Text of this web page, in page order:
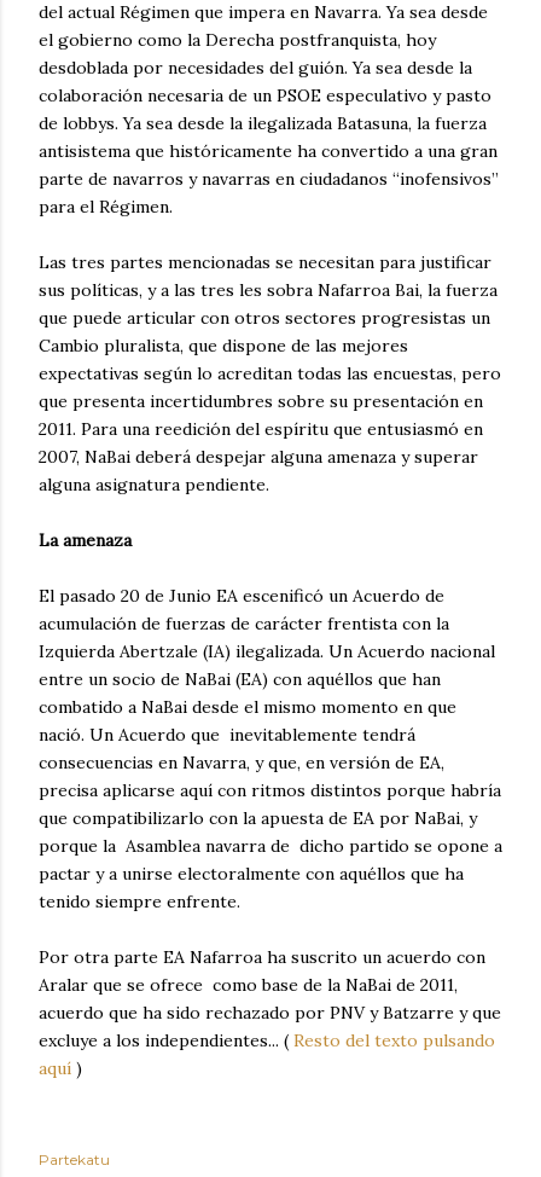
del actual Régimen que impera en Navarra. Ya sea desde
el gobierno como la Derecha postfranquista, hoy
desdoblada por necesidades del guión. Ya sea desde la
colaboración necesaria de un PSOE especulativo y pasto
de lobbys. Ya sea desde la ilegalizada Batasuna, la fuerza
antisistema que históricamente ha convertido a una gran
parte de navarros y navarras en ciudadanos “inofensivos”
para el Régimen.
Las tres partes mencionadas se necesitan para justificar
sus políticas, y a las tres les sobra Nafarroa Bai, la fuerza
que puede articular con otros sectores progresistas un
Cambio pluralista, que dispone de las mejores
expectativas según lo acreditan todas las encuestas, pero
que presenta incertidumbres sobre su presentación en
2011. Para una reedición del espíritu que entusiasmó en
2007, NaBai deberá despejar alguna amenaza y superar
alguna asignatura pendiente.
La amenaza
El pasado 20 de Junio EA escenificó un Acuerdo de
acumulación de fuerzas de carácter frentista con la
Izquierda Abertzale (IA) ilegalizada. Un Acuerdo nacional
entre un socio de NaBai (EA) con aquéllos que han
combatido a NaBai desde el mismo momento en que
nació. Un Acuerdo que inevitablemente tendrá
consecuencias en Navarra, y que, en versión de EA,
precisa aplicarse aquí con ritmos distintos porque habría
que compatibilizarlo con la apuesta de EA por NaBai, y
porque la Asamblea navarra de dicho partido se opone a
pactar y a unirse electoralmente con aquéllos que ha
tenido siempre enfrente.
Por otra parte EA Nafarroa ha suscrito un acuerdo con
Aralar que se ofrece como base de la NaBai de 2011,
acuerdo que ha sido rechazado por PNV y Batzarre y que
excluye a los independientes... ( Resto del texto pulsando
aquí )
Partekatu